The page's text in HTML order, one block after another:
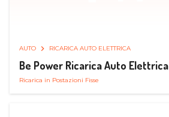
AUTO RICARICA AUTO ELETTRICA
Be Power Ricarica Auto Elettrica
Ricarica in Postazioni Fisse